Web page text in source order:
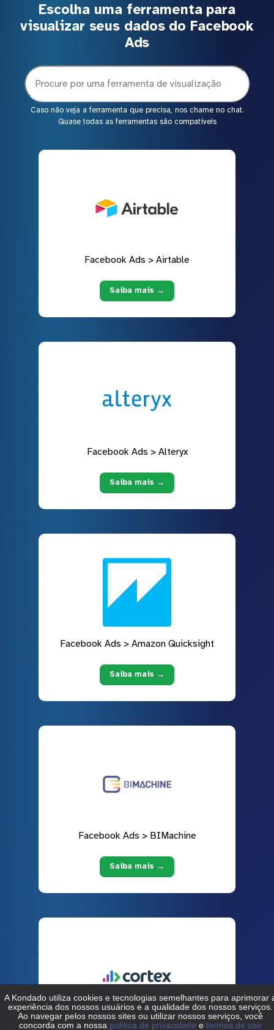
Escolha uma ferramenta para
visualizar seus dados do Facebook
Ads
Caso não veja a ferramenta que precisa, nos chame no chat.
Quase todas as ferramentas são compatíveis
Facebook Ads > Airtable
Saiba mais →
Facebook Ads > Alteryx
Saiba mais →
Facebook Ads > Amazon Quicksight
Saiba mais →
Facebook Ads > BIMachine
Saiba mais →
Facebook Ads > Cortex